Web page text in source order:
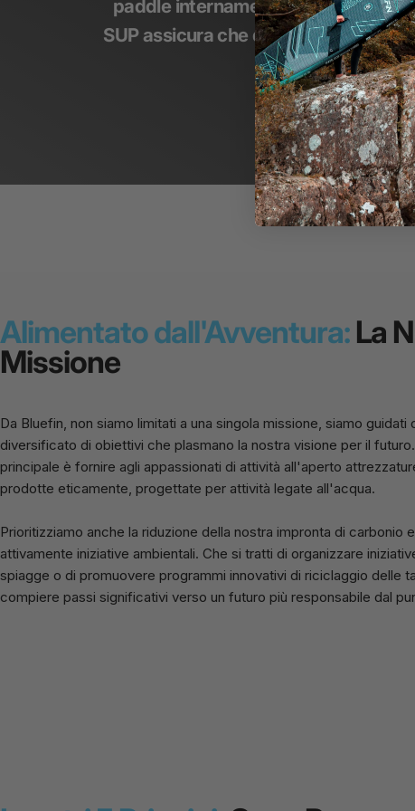
paddle internamente, guidati dal
SUP assicura che quando scegli un
Alimentato dall'Avventura:La
Missione
Da Bluefin, non siamo limitati a una singola missione, siamo guidati
diversificato di obiettivi che plasmano la nostra visione per il
principale è fornire agli appassionati di attività all'aperto
prodotte eticamente, progettate per attività legate all'acqua.
Prioritizziamo anche la riduzione della nostra impronta di carbonio
attivamente iniziative ambientali. Che si tratti di organizzare
spiagge o di promuovere programmi innovativi di riciclaggio delle
compiere passi significativi verso un futuro più responsabile dal